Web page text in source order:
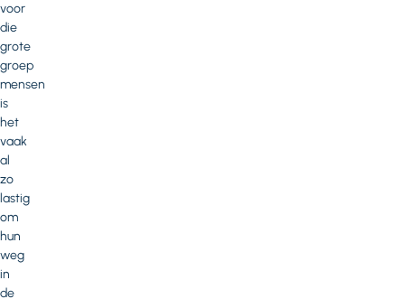
voor
die
grote
groep
mensen
is
het
vaak
al
zo
lastig
om
hun
weg
in
de